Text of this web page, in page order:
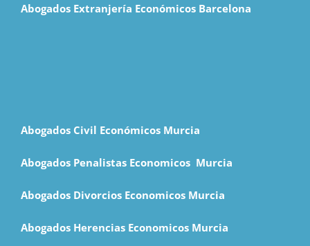
Abogados Extranjería Económicos Barcelona
Abogados Civil Económicos Murcia
Abogados Penalistas Economicos Murcia
Abogados Divorcios Economicos Murcia
Abogados Herencias Economicos Murcia